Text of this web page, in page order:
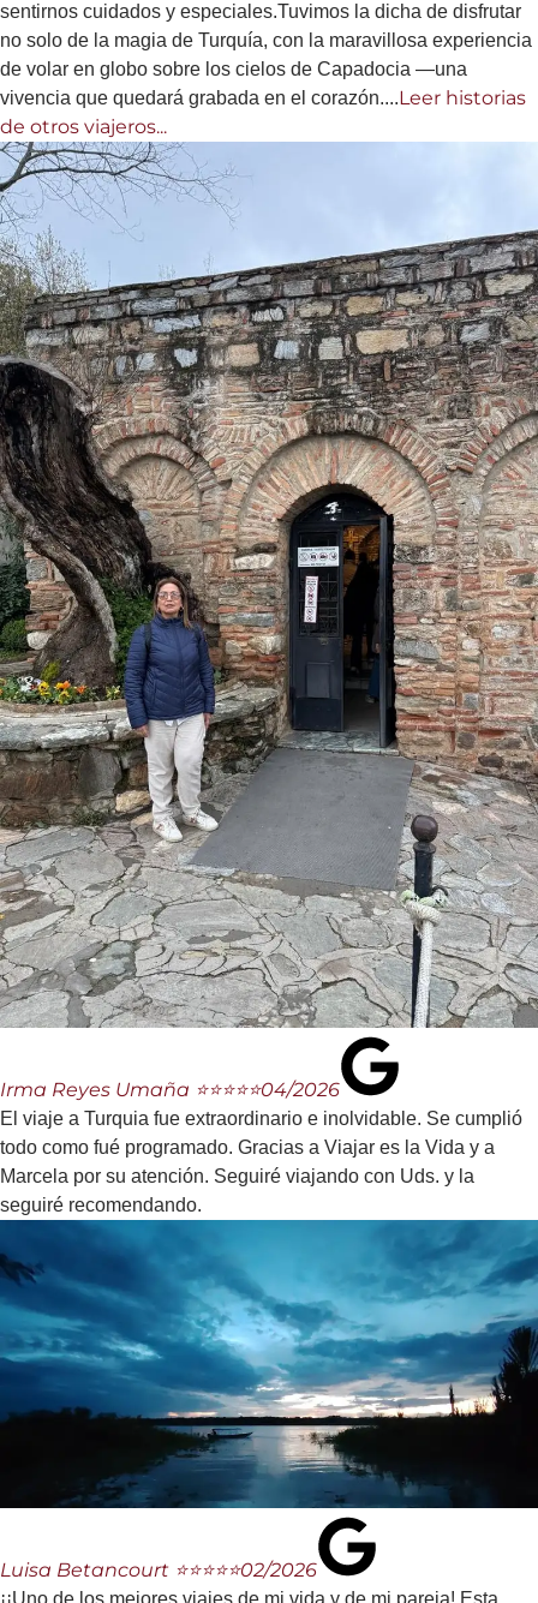
sentirnos cuidados y especiales.Tuvimos la dicha de disfrutar
no solo de la magia de Turquía, con la maravillosa experiencia
de volar en globo sobre los cielos de Capadocia —una
vivencia que quedará grabada en el corazón....Leer historias
de otros viajeros...
Irma Reyes Umaña ⭐⭐⭐⭐⭐04/2026
El viaje a Turquia fue extraordinario e inolvidable. Se cumplió
todo como fué programado. Gracias a Viajar es la Vida y a
Marcela por su atención. Seguiré viajando con Uds. y la
seguiré recomendando.
Luisa Betancourt ⭐⭐⭐⭐⭐02/2026
¡¡Uno de los mejores viajes de mi vida y de mi pareja! Esta